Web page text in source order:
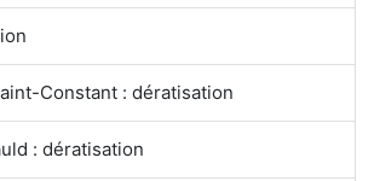
Constant : dératisation
: dératisation